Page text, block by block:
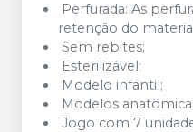
Perfurada: As
retenção do
Sem rebites;
Esterilizável;
Modelo infantil;
Modelos
Jogo com 7